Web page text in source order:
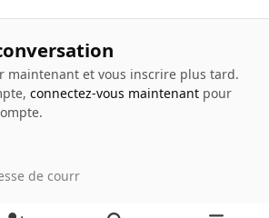
maintenant et vous inscrire plus tard.
connectez-vous maintenantpour